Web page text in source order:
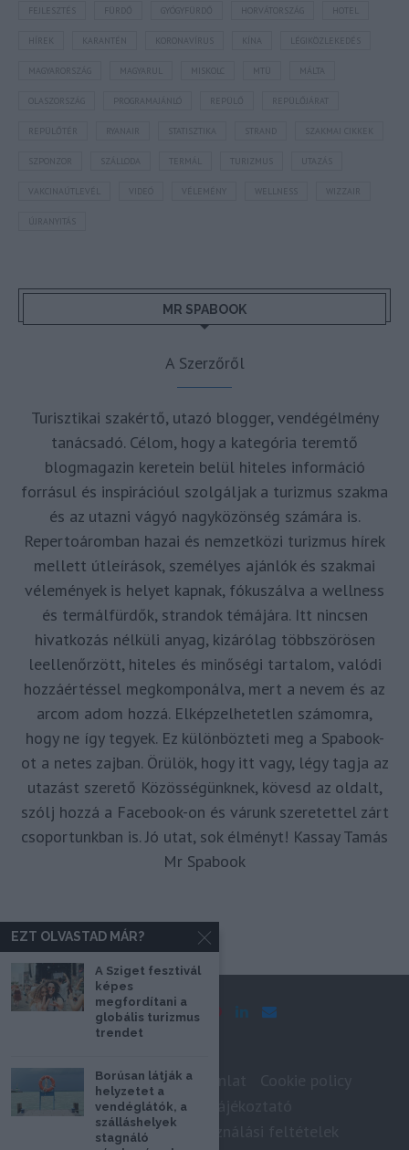
FEJLESZTÉS HORVÁTORSZÁG HOTEL
KARANTÉN LÉGIKÖZLEKEDÉS
MAGYARORSZÁG MTÜ MÁLTA
OLASZORSZÁG REPÜLŐJÁRAT
REPÜLŐTÉR STATISZTIKA STRAND SZAKMAI CIKKEK
SZPONZOR SZÁLLODA TERMÁL TURIZMUS UTAZÁS
VAKCINAÚTLEVÉL WIZZAIR
ÚJRANYITÁS
MR SPABOOK
A Szerzőről
Turisztikai szakértő, utazó blogger, vendégélmény
tanácsadó. Célom, hogy a kategória teremtő
blogmagazin keretein belül hiteles információ
forrásul és inspirációul szolgáljak a turizmus szakma
és az utazni vágyó nagyközönség számára is.
Repertoáromban hazai és nemzetközi turizmus hírek
mellett útleírások, személyes ajánlók és szakmai
vélemények is helyet kapnak, fókuszálva a wellness
és termálfürdők, strandok témájára. Itt nincsen
hivatkozás nélküli anyag, kizárólag többszörösen
leellenőrzött, hiteles és minőségi tartalom, valódi
hozzáértéssel megkomponálva, mert a nevem és az
arcom adom hozzá. Elképzelhetetlen számomra,
hogy ne így tegyek. Ez különbözteti meg a Spabook-
ot a netes zajban. Örülök, hogy itt vagy, légy tagja az
utazást szerető Közösségünknek, kövesd az oldalt,
szólj hozzá a Facebook-on és várunk szeretettel zárt
csoportunkban is. Jó utat, sok élményt! Kassay Tamás
Mr Spabook
Impresszum Médiaajánlat
Adatkezelési tájékoztató
Szerzői jogok, felhasználási feltételek
EZT OLVASTAD MÁR?
A Sziget fesztivál
képes
megfordítani a
globális turizmus
trendet
Borúsan látják a
helyzetet a
vendéglátók, a
szálláshelyek
stagnáló